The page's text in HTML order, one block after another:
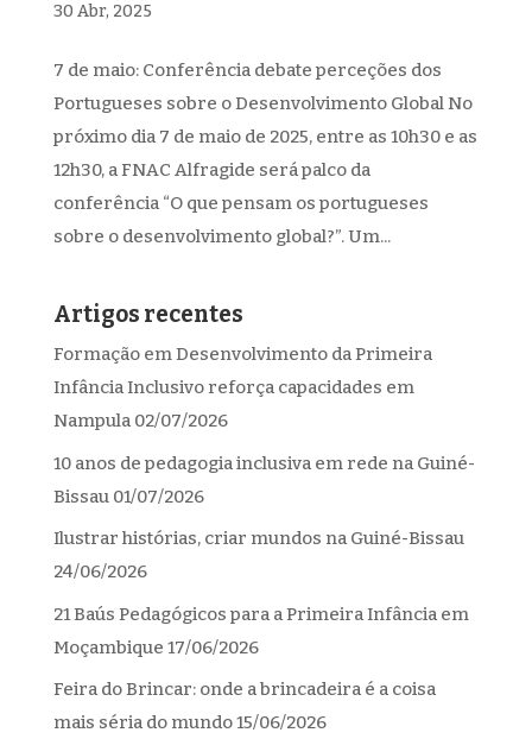
30 Abr, 2025
7 de maio: Conferência debate perceções dos
Portugueses sobre o Desenvolvimento Global No
próximo dia 7 de maio de 2025, entre as 10h30 e as
12h30, a FNAC Alfragide será palco da
conferência “O que pensam os portugueses
sobre o desenvolvimento global?”. Um...
Artigos recentes
Formação em Desenvolvimento da Primeira
Infância Inclusivo reforça capacidades em
Nampula 02/07/2026
10 anos de pedagogia inclusiva em rede na Guiné-
Bissau 01/07/2026
Ilustrar histórias, criar mundos na Guiné-Bissau
24/06/2026
21 Baús Pedagógicos para a Primeira Infância em
Moçambique 17/06/2026
Feira do Brincar: onde a brincadeira é a coisa
mais séria do mundo15/06/2026